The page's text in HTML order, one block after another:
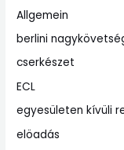
Allgemein
berlini
cserkészet
ECL
egyesületen kívüli
elöadás